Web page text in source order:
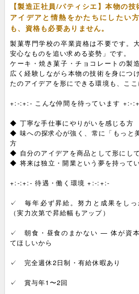
【製造正社員/パティシエ】本物の技
アイデアと情熱をかたちにしたい
も、資格も必要ありません。
製菓専門学校の卒業資格は不要です。
安心なものを追い求める姿勢」です。
ケーキ・焼き菓子・チョコレートの製
広く経験しながら本物の技術を身につ
たのアイデアを形にできる環境も、ここ
+:-:+:- こんな仲間を待っています +:-
◆ 丁寧な手仕事にやりがいを感じる方
◆ 味への探求心が強く、常に「もっと
方
◆ 自分のアイデアを商品として形にし
◆ 将来は独立・開業という夢を持って
+:-:+:- 待遇・働く環境 +:-:+:-
✓ 毎年必ず昇給。努力と成果をしっ
（実力次第で昇給幅もアップ）
✓ 朝食・昼食のまかない — 体が資本
てほしいから
✓ 完全週休2日制・有給休暇あり
✓ 賞与年1〜2回